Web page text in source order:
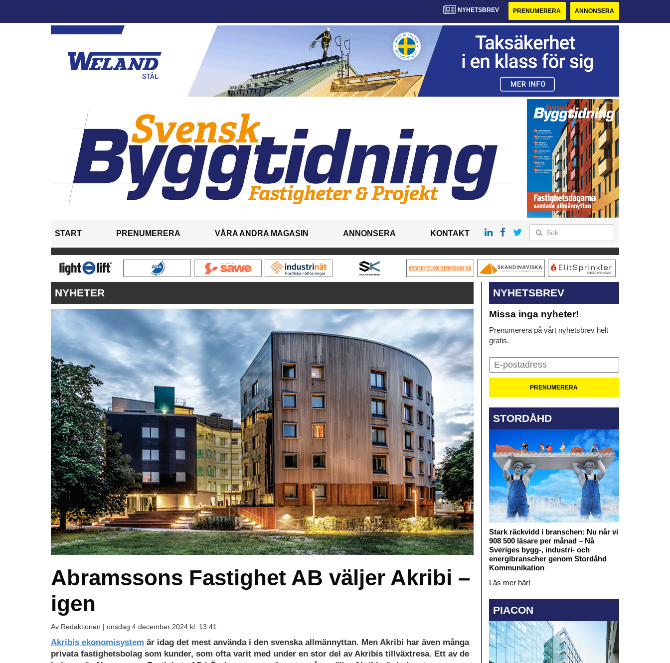
NYHETSBREV PRENUMERERA ANNONSERA
START PRENUMERERA VÅRA ANDRA MAGASIN ANNONSERA KONTAKT
NYHETER
Abramssons Fastighet AB väljer Akribi –
igen
Av Redaktionen | onsdag 4 december 2024 kl. 13:41
Akribis ekonomisystem är idag det mest använda i den svenska allmännyttan. Men Akribi har även många
privata fastighetsbolag som kunder, som ofta varit med under en stor del av Akribis tillväxtresa. Ett av de
NYHETSBREV
Missa inga nyheter!
Prenumerera på vårt nyhetsbrev helt
gratis.
STORDÅHD
Stark räckvidd i branschen: Nu når vi
908 500 läsare per månad – Nå
Sveriges bygg-, industri- och
energibranscher genom Stordåhd
Kommunikation
Läs mer här!
PIACON